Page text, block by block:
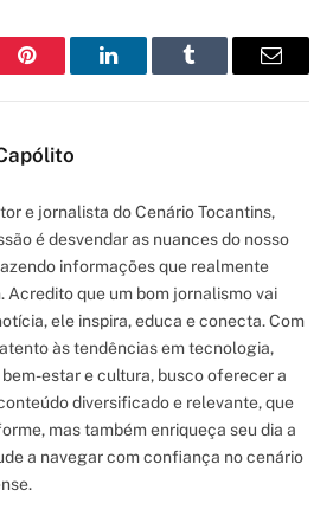
Pinterest LinkedInTumblr Email
e jornalista do Cenário Tocantins,
é desvendar as nuances do nosso
informações que realmente
Acredito que um bom jornalismo vai
ele inspira, educa e conecta. Com
às tendências em tecnologia,
estar e cultura, busco oferecer a
diversificado e relevante, que
mas também enriqueça seu dia a
a navegar com confiança no cenário